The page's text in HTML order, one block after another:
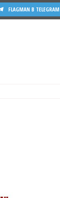
FLAGMAN В TELEGRAM